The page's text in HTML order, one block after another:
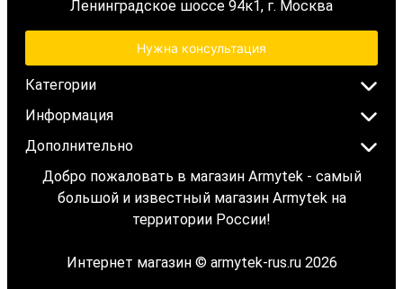
Ленинградское шоссе 94к1, г. Москва
Нужна консультация
Категории
Информация
Дополнительно
Добро пожаловать в магазин Armytek - самый
большой и известный магазин Armytek на
территории России!
Интернет магазин © armytek-rus.ru 2026